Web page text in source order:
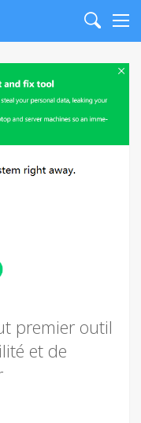
Search
premier outil
et de